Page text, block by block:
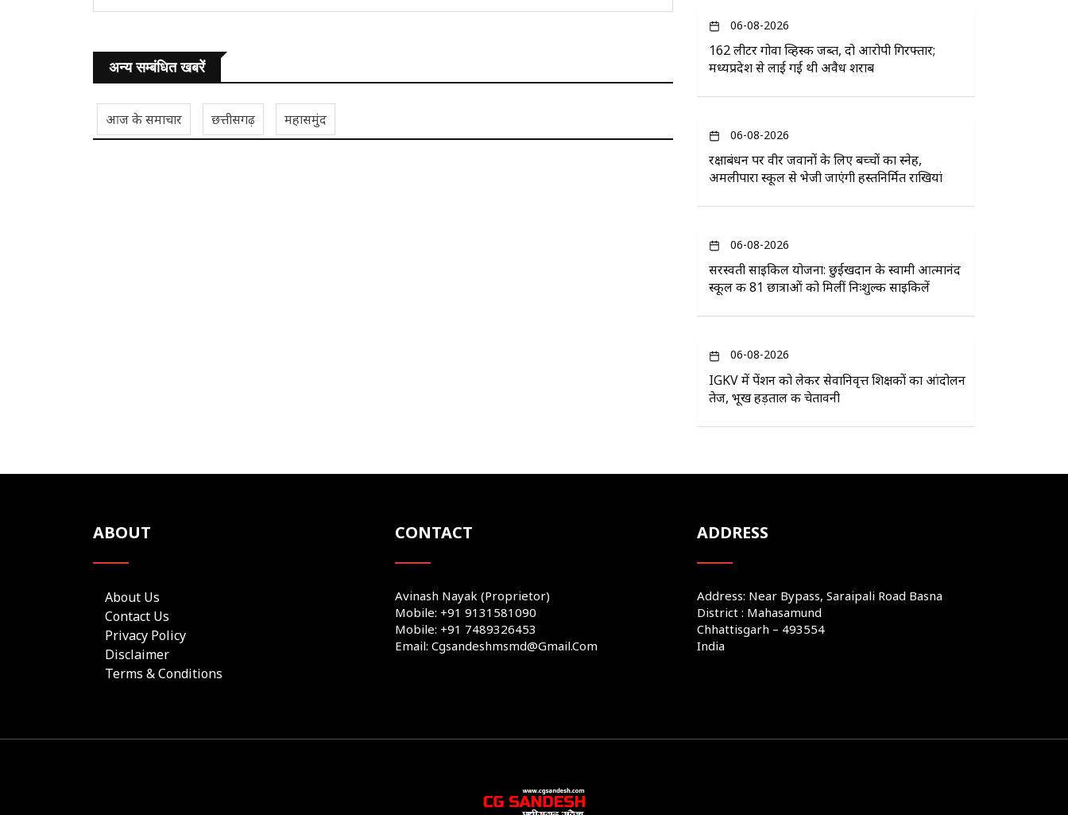
अन्य सम्बंधित खबरें
आज के समाचार छत्तीसगढ़ महासमुंद
06-08-2026
162 लीटर गोवा व्हिस्की जब्त, दो आरोपी गिरफ्तार;
मध्यप्रदेश से लाई गई थी अवैध शराब
06-08-2026
रक्षाबंधन पर वीर जवानों के लिए बच्चों का स्नेह,
अमलीपारा स्कूल से भेजी जाएंगी हस्तनिर्मित राखियां
06-08-2026
सरस्वती साइकिल योजना: छुईखदान के स्वामी आत्मानंद
स्कूल की 81 छात्राओं को मिलीं निःशुल्क साइकिलें
06-08-2026
IGKV में पेंशन को लेकर सेवानिवृत्त शिक्षकों का आंदोलन
तेज, भूख हड़ताल की चेतावनी
ABOUT
About Us
Contact Us
Privacy Policy
Disclaimer
Terms & Conditions
CONTACT
Avinash Nayak (Proprietor)
Mobile: +91 9131581090
Mobile: +91 7489326453
Email: Cgsandeshmsmd@gmail.com
ADDRESS
Address: Near Bypass, Saraipali Road Basna
District : Mahasamund
Chhattisgarh – 493554
India